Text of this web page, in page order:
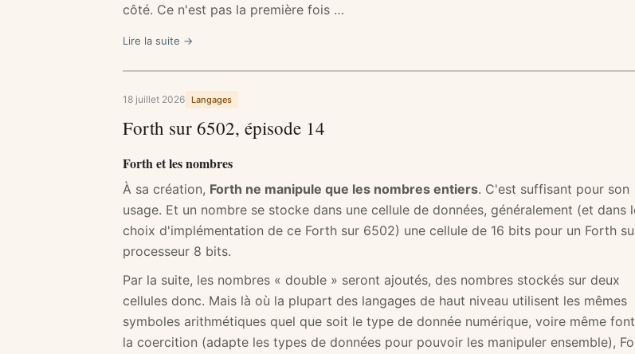
côté. Ce n'est pas la première fois …
Lire la suite →
18 juillet 2026 Langages
Forth sur 6502, épisode 14
Forth et les nombres
À sa création, Forth ne manipule que les nombres entiers. C'est suffisant pour son
usage. Et un nombre se stocke dans une cellule de données, généralement (et dans
choix d'implémentation de ce Forth sur 6502) une cellule de 16 bits pour un Forth
processeur 8 bits.
Par la suite, les nombres « double » seront ajoutés, des nombres stockés sur deux
cellules donc. Mais là où la plupart des langages de haut niveau utilisent les mêmes
symboles arithmétiques quel que soit le type de donnée numérique, voire même
la coercition (adapte les types de données pour pouvoir les manipuler ensemble),